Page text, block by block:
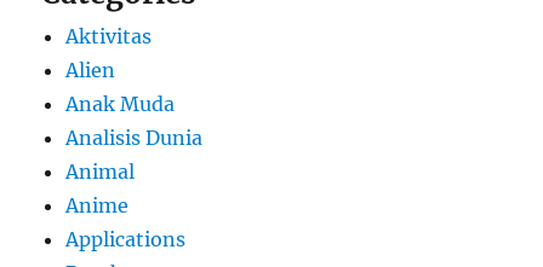
Aktivitas
Alien
Anak Muda
Analisis Dunia
Animal
Anime
Applications